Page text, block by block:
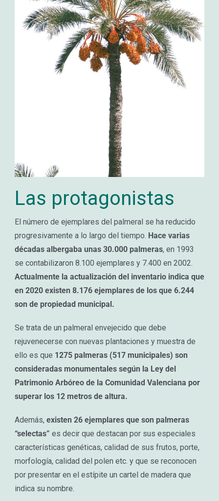
Las protagonistas
El número de ejemplares del palmeral se ha reducido
progresivamente a lo largo del tiempo. Hace varias
décadas albergaba unas 30.000 palmeras, en 1993
se contabilizaron 8.100 ejemplares y 7.400 en 2002.
Actualmente la actualización del inventario indica que
en 2020 existen 8.176 ejemplares de los que 6.244
son de propiedad municipal.
Se trata de un palmeral envejecido que debe
rejuvenecerse con nuevas plantaciones y muestra de
ello es que 1275 palmeras (517 municipales) son
consideradas monumentales según la Ley del
Patrimonio Arbóreo de la Comunidad Valenciana por
superar los 12 metros de altura.
Además, existen 26 ejemplares que son palmeras
“selectas” es decir que destacan por sus especiales
características genéticas, calidad de sus frutos, porte,
morfología, calidad del polen etc. y que se reconocen
por presentar en el estípite un cartel de madera que
indica su nombre.